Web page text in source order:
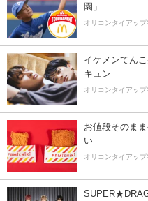
園」
オリコンタイアップ
イケメンてん
キュン
オリコンタイアップ
お値段そのま
い
オリコンタイアップ